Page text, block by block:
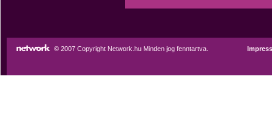
© 2007 Copyright Network.hu Minden jog fenntartva.